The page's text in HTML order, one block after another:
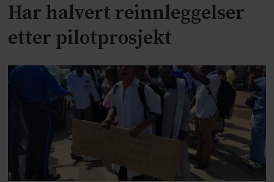
Har halvert reinnleggelser
etter pilotprosjekt